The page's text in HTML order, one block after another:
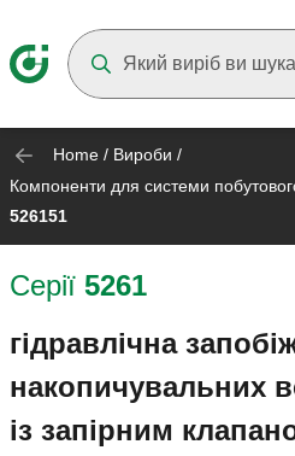
Home / Вироби /
Компоненти для системи
526151
Серії 5261
гідравлічна
накопичувальних
із запірним